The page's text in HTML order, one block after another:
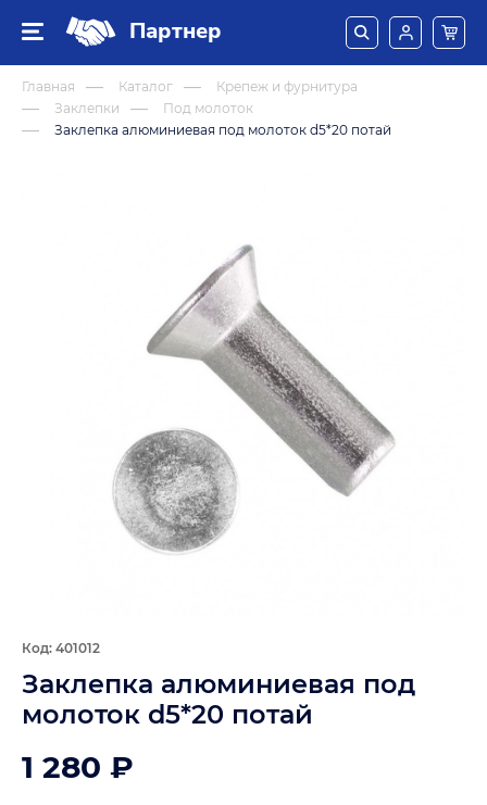
Партнер
Главная Каталог
Крепеж и фурнитура
Заклепки
Под молоток
Заклепка алюминиевая под молоток d5*20 потай
Код: 401012
Заклепка алюминиевая под
молоток d5*20 потай
1 280 ₽